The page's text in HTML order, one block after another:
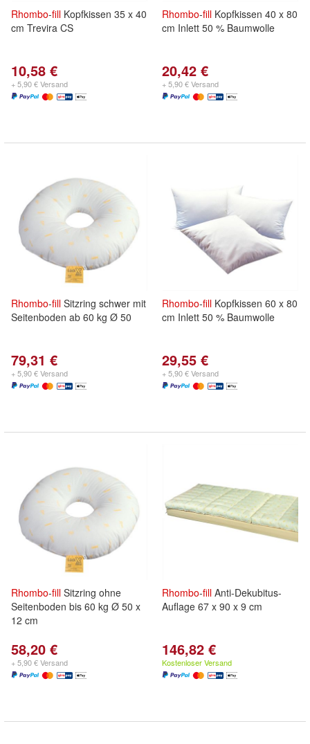
Rhombo-fill Kopfkissen 35 x 40
cm Trevira CS
10,58 €
+ 5,90 € Versand
Rhombo-fill Kopfkissen 40 x 80
cm Inlett 50 % Baumwolle
20,42 €
+ 5,90 € Versand
Rhombo-fill Sitzring schwer mit
Seitenboden ab 60 kg Ø 50
79,31 €
+ 5,90 € Versand
Rhombo-fill Kopfkissen 60 x 80
cm Inlett 50 % Baumwolle
29,55 €
+ 5,90 € Versand
Rhombo-fill Sitzring ohne
Seitenboden bis 60 kg Ø 50 x
12 cm
58,20 €
+ 5,90 € Versand
Rhombo-fill Anti-Dekubitus-
Auflage 67 x 90 x 9 cm
146,82 €
Kostenloser Versand